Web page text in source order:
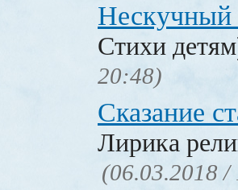
Нескучный
Стихи
20:48)
Сказание
Лирика
(06.03.2018 /